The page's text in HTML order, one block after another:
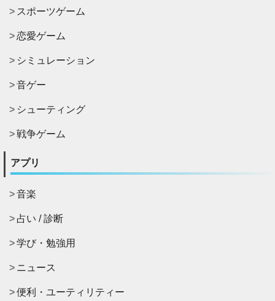
スポーツゲーム
恋愛ゲーム
シミュレーション
音ゲー
シューティング
戦争ゲーム
アプリ
音楽
占い / 診断
学び・勉強用
ニュース
便利・ユーティリティー